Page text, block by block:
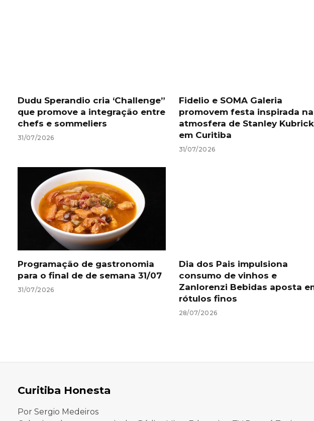
Dudu Sperandio cria ‘Challenge”
que promove a integração entre
chefs e sommeliers
31/07/2026
Fidelio e SOMA Galeria
promovem festa inspirada na
atmosfera de Stanley Kubrick
em Curitiba
31/07/2026
Programação de gastronomia
para o final de de semana 31/07
31/07/2026
Dia dos Pais impulsiona
consumo de vinhos e
Zanlorenzi Bebidas aposta
rótulos finos
28/07/2026
Curitiba Honesta
Por Sergio Medeiros